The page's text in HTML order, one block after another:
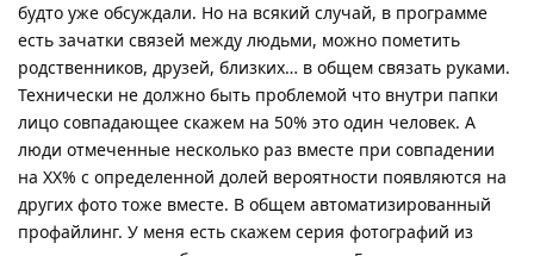
будто уже обсуждали. Но на всякий случай, в программе
есть зачатки связей между людьми, можно пометить
родственников, друзей, близких… в общем связать руками.
Технически не должно быть проблемой что внутри папки
лицо совпадающее скажем на 50% это один человек. А
люди отмеченные несколько раз вместе при совпадении
на XX% с определенной долей вероятности появляются на
других фото тоже вместе. В общем автоматизированный
профайлинг. У меня есть скажем серия фотографий из